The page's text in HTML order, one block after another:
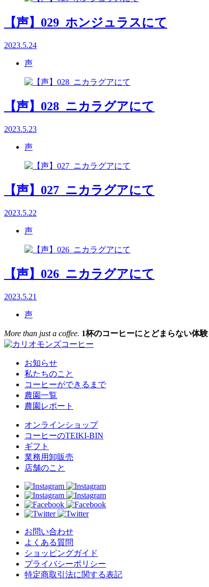
【声】029_ホンジュラスにて
2023.5.24
声
【声】028_ニカラグアにて
2023.5.23
声
【声】027_ニカラグアにて
2023.5.22
声
【声】026_ニカラグアにて
2023.5.21
声
More than just a coffee. 1杯のコーヒーにとどまらない体験
お知らせ
私たちのこと
コーヒーができるまで
農園一覧
農園レポート
オンラインショップ
コーヒーのTEIKI-BIN
ギフト
業務用卸販売
店舗のこと
お問い合わせ
よくある質問
ショッピングガイド
プライバシーポリシー
特定商取引法に関する表記